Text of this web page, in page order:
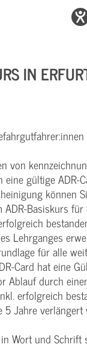
IN
von
eine gültige ADR-
können
ADR-Basiskurs
Lehrganges
für alle
Card hat eine
Ablauf durch
erfolgreich
Jahre verlängert
Wort und Schrift